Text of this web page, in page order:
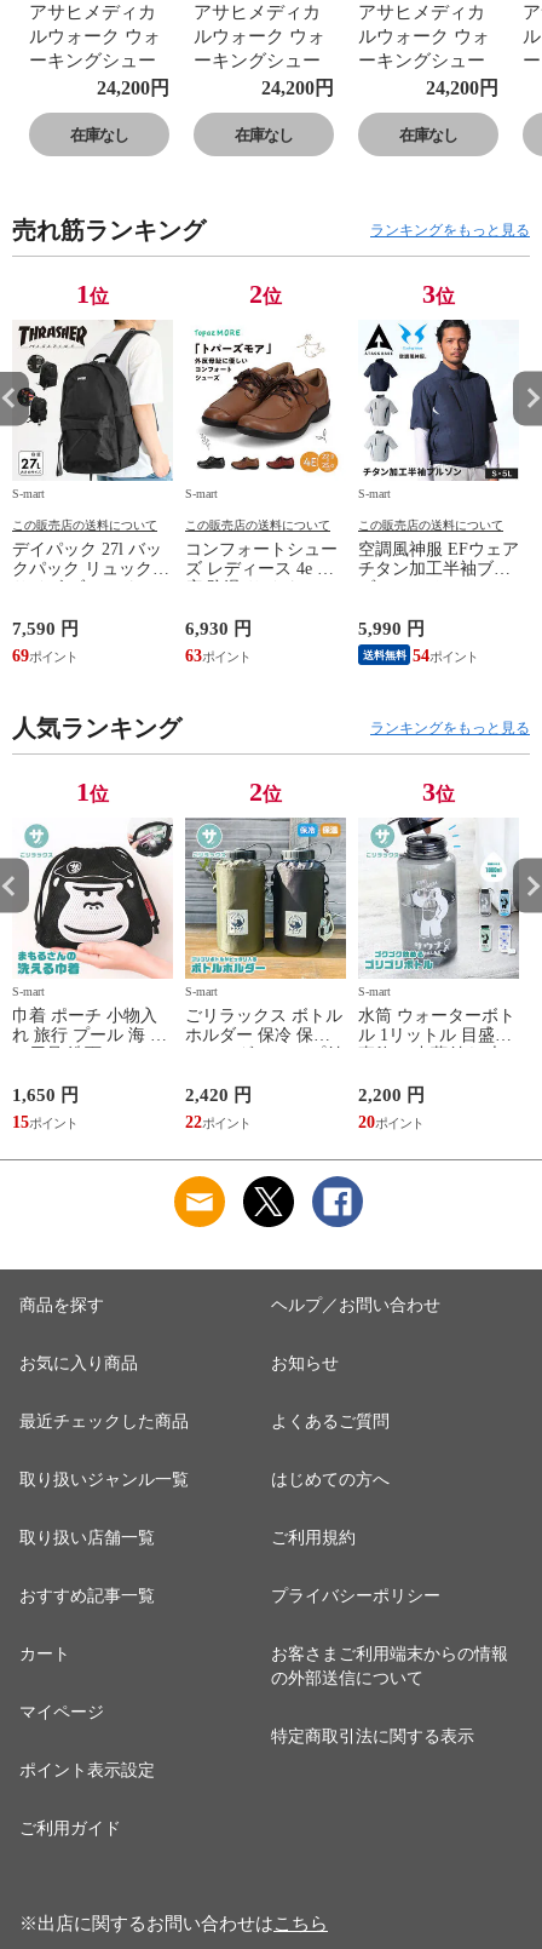
アサヒメディカ
ルウォーク ウォ
ーキングシュー
ズ レディース メ
ンズ 防水 ゴアテ
ックス 4E 本革
レザー 反射材 黒
24,200円
在庫なし
アサヒメディカ
ルウォーク ウォ
ーキングシュー
ズ レディース メ
ンズ 防水 ゴアテ
ックス 4E 本革
レザー 反射材 黒
24,200円
在庫なし
アサヒメディカ
ルウォーク ウォ
ーキングシュー
ズ レディース メ
ンズ 防水 ゴアテ
ックス 4E 本革
レザー 反射材 黒
24,200円
在庫なし
売れ筋ランキング ランキングをもっと見る
1位
S-mart
この販売店の送料について
デイパック 27l バッ
クパック リュック
鞄 機内持ち込み 夏
スラッシャー
THRASHER r1929
7,590 円
69
2位
S-mart
この販売店の送料について
コンフォートシュー
ズ レディース 4e 幅
シューズ 黒 トパー
ズ モア 靴 カジュア
ルシューズ 外反母趾
TOPAZ 1410
6,930 円
63
3位
S-mart
この販売店の送料について
空調風神服 EFウェア
チタン加工半袖ブル
ジャケット 遮熱 作
業服 作業着 上着 ア
タックベース KF100
5,990 円
送料無料 54
人気ランキング ランキングをもっと見る
1位
S-mart
巾着 ポーチ 小物入
れ 旅行 プール 海 バ
サウナ ごリラックス
まもるさんの洗える
巾着 ブラック 黒
1,650 円
15
2位
S-mart
ごリラックス ボトル
ホルダー 保冷 保温
補給 マイボトル サ
ウナ 温泉 水筒 カバ
ー トトノイモード
2,420 円
22
3位
S-mart
水筒 ウォーターボト
ル 1リットル 目盛り
マイボトル 動物 ア
ニマル ゴリラ ごリ
ラックス ゴリゴリボ
2,200 円
20
商品を探す
お気に入り商品
最近チェックした商品
取り扱いジャンル一覧
取り扱い店舗一覧
おすすめ記事一覧
カート
マイページ
ポイント表示設定
ご利用ガイド
ヘルプ／お問い合わせ
お知らせ
よくあるご質問
はじめての方へ
ご利用規約
プライバシーポリシー
お客さまご利用端末からの情報
の外部送信について
特定商取引法に関する表示
※出店に関するお問い合わせはこちら